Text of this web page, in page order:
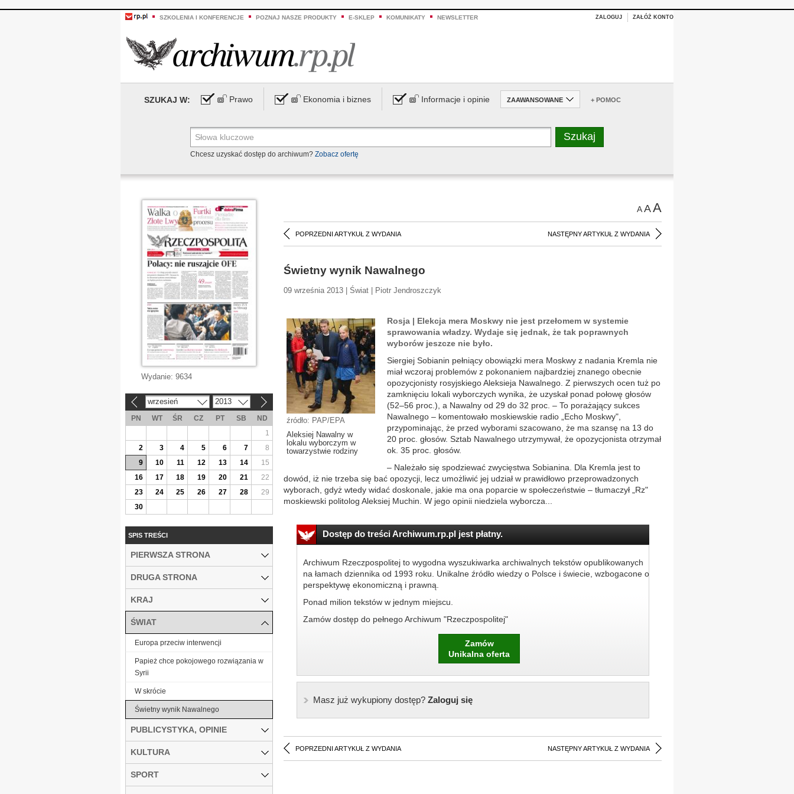
SZKOLENIA I KONFERENCJE POZNAJ NASZE PRODUKTY E-SKLEP KOMUNIKATY NEWSLETTER ZALOGUJ ZAŁÓŻ KONTO
SZUKAJ W: Prawo Ekonomia i biznes Informacje i opinie ZAAWANSOWANE + POMOC
Chcesz uzyskać dostęp do archiwum? Zobacz ofertę
AAA
POPRZEDNI ARTYKUŁ Z WYDANIA NASTĘPNY ARTYKUŁ Z WYDANIA
Świetny wynik Nawalnego
09 września 2013 | Świat | Piotr Jendroszczyk
źródło: PAP/EPA
Aleksiej Nawalny w
lokalu wyborczym w
towarzystwie rodziny
Rosja | Elekcja mera Moskwy nie jest przełomem w systemie
sprawowania władzy. Wydaje się jednak, że tak poprawnych
wyborów jeszcze nie było.
Siergiej Sobianin pełniący obowiązki mera Moskwy z nadania Kremla nie
miał wczoraj problemów z pokonaniem najbardziej znanego obecnie
opozycjonisty rosyjskiego Aleksieja Nawalnego. Z pierwszych ocen tuż po
zamknięciu lokali wyborczych wynika, że uzyskał ponad połowę głosów
(52–56 proc.), a Nawalny od 29 do 32 proc. – To porażający sukces
Nawalnego – komentowało moskiewskie radio „Echo Moskwy",
przypominając, że przed wyborami szacowano, że ma szansę na 13 do
20 proc. głosów. Sztab Nawalnego utrzymywał, że opozycjonista otrzymał
ok. 35 proc. głosów.
– Należało się spodziewać zwycięstwa Sobianina. Dla Kremla jest to
dowód, iż nie trzeba się bać opozycji, lecz umożliwić jej udział w prawidłowo przeprowadzonych
wyborach, gdyż wtedy widać doskonale, jakie ma ona poparcie w społeczeństwie – tłumaczył „Rz"
moskiewski politolog Aleksiej Muchin. W jego opinii niedziela wyborcza...
Dostęp do treści Archiwum.rp.pl jest płatny.
Archiwum Rzeczpospolitej to wygodna wyszukiwarka archiwalnych tekstów opublikowanych
na łamach dziennika od 1993 roku. Unikalne źródło wiedzy o Polsce i świecie, wzbogacone o
perspektywę ekonomiczną i prawną.
Ponad milion tekstów w jednym miejscu.
Zamów dostęp do pełnego Archiwum "Rzeczpospolitej"
Zamów
Unikalna oferta
Masz już wykupiony dostęp?Zaloguj się
POPRZEDNI ARTYKUŁ Z WYDANIA NASTĘPNY ARTYKUŁ Z WYDANIA
Wydanie: 9634
wrzesień 2013
PN WT ŚR CZ PT SB
ND
1
2
3 4 5 6 7
8
9
10 11 12 13 14
15
16
17 18 19 20 21
22
23
24 25 26 27 28
29
30
SPIS TREŚCI
PIERWSZA STRONA
DRUGA STRONA
KRAJ
ŚWIAT
Europa przeciw interwencji
Papież chce pokojowego rozwiązania w
Syrii
W skrócie
Świetny wynik Nawalnego
PUBLICYSTYKA, OPINIE
KULTURA
SPORT